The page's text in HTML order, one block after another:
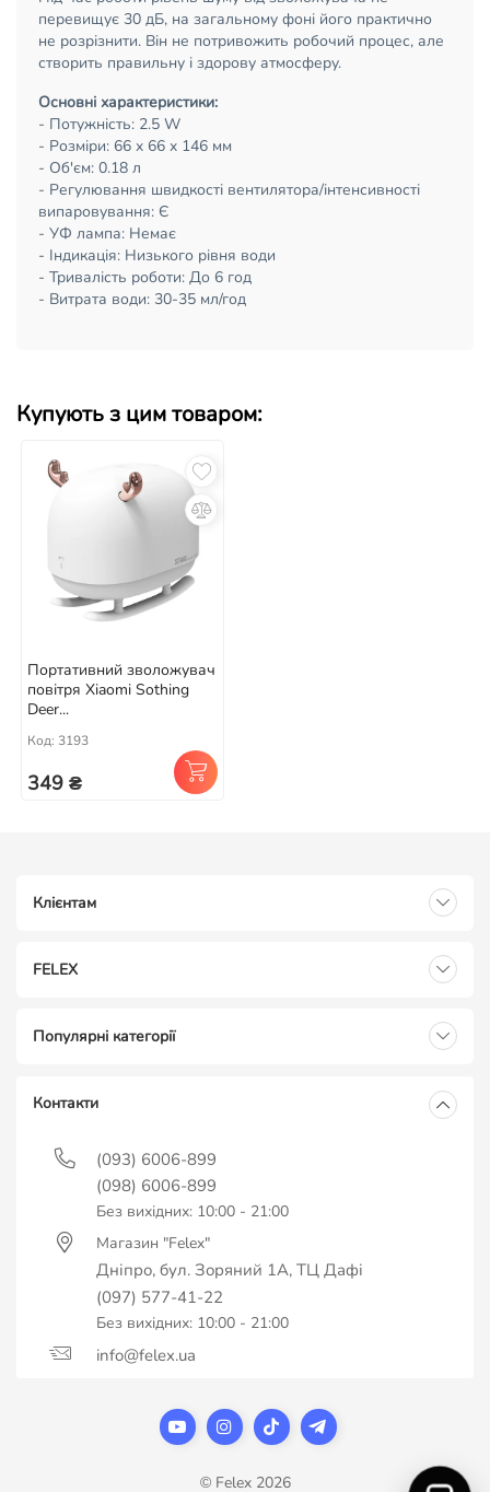
перевищує 30 дБ, на загальному фоні його практично
не розрізнити. Він не потривожить робочий процес, але
створить правильну і здорову атмосферу.
Основні характеристики:
- Потужність: 2.5 W
- Розміри: 66 x 66 x 146 мм
- Об'єм: 0.18 л
- Регулювання швидкості вентилятора/інтенсивності
випаровування: Є
- УФ лампа: Немає
- Індикація: Низького рівня води
- Тривалість роботи: До 6 год
- Витрата води: 30-35 мл/год
Купують з цим товаром:
Портативний зволожувач
повітря Xiaomi Sothing
Deer...
Код: 3193
349 ₴
Клієнтам
FELEX
Популярні категорії
Контакти
(093) 6006-899
(098) 6006-899
Без вихідних: 10:00 - 21:00
Магазин "Felex"
Дніпро, бул. Зоряний 1А, ТЦ Дафі
(097) 577-41-22
Без вихідних: 10:00 - 21:00
info@felex.ua
© Felex 2026